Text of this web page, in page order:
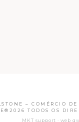
– COMÉRCIO DE
TODOS OS
MKT support · web